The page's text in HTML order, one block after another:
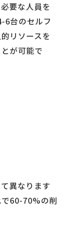
要な人員を
6台のセルフ
リソースを
が可能で
異なります
60-70%の削